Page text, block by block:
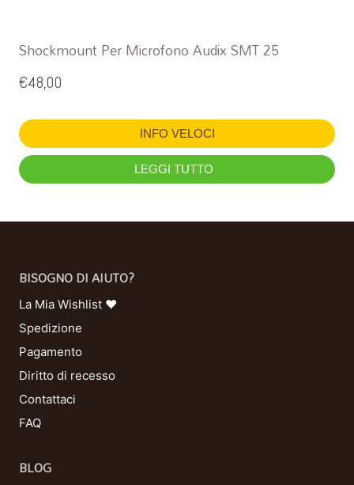
Shockmount Per Microfono Audix SMT 25
€48,00
INFO VELOCI
LEGGI TUTTO
BISOGNO DI AIUTO?
La Mia Wishlist ❤
Spedizione
Pagamento
Diritto di recesso
Contattaci
FAQ
BLOG